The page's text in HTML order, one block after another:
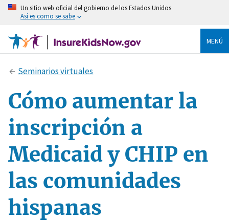
Un sitio web oficial del gobierno de los Estados Unidos
Así es como se sabe
MENÚ
Seminarios virtuales
Cómo aumentar la
inscripción a
Medicaid y CHIP en
las comunidades
hispanas